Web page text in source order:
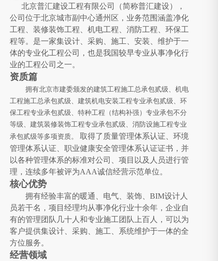
北京普汇建设工程有限公司（简称普汇建设），
公司位于北京城市副中心通州区，业务范围涵盖净化
工程、装修装饰工程、机电工程、消防工程、环保工
程等。是一家集设计、采购、施工、安装、维护于一
体的专业化工程公司，也是我国较早专业从事净化行
业的工程公司之一。
资质篇
拥有北京市建委颁发的建筑工程施工总承包贰级、机电
工程施工总承包贰级、 建筑机电安装工程专业承包贰级、环
保工程专业承包贰级、特种工程（结构补强）专业承包不分
等级、建筑装修装饰工程专业承包贰级、消防设施工程专业
承包贰级等多项资质。
取得了质量管理体系认证、环境
管理体系认证、职业健康安全管理体系认证证书， 并
以各种管理体系的标准对公司、项目以及人员进行管
理，连续多年被评为AAA诚信经营示范单位。
核心优势
拥有经验丰富的暖通、电气、装饰、 BIM设计人
员若干名，项目经理均从事净化行业十余年，企业自
有的管理团队几十人和专业施工团队上百人，可以为
客户提供集设计、采购、施工、系统维护于一体的全
方位服务。
经营领域